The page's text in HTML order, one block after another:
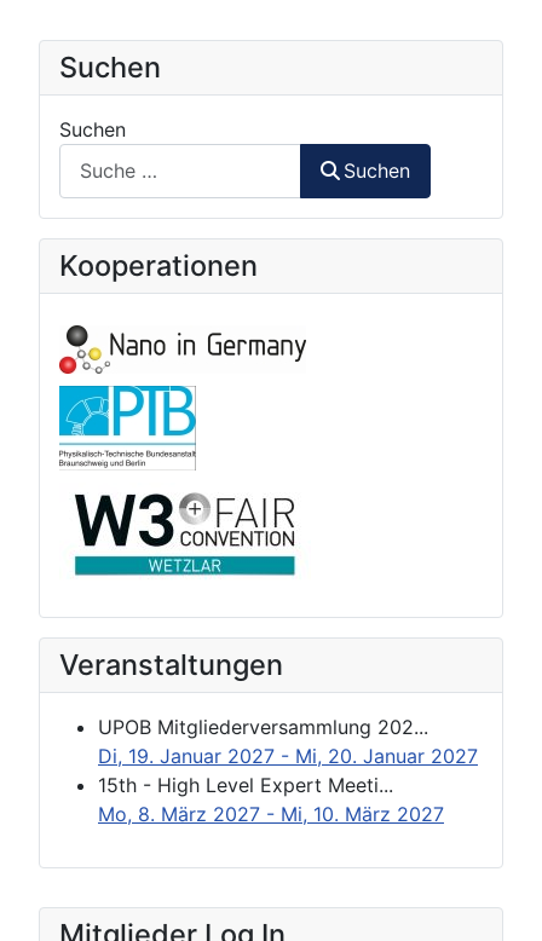
Suchen
Suchen
Suchen
Kooperationen
Veranstaltungen
UPOB Mitgliederversammlung 202...
Di, 19. Januar 2027 - Mi, 20. Januar 2027
15th - High Level Expert Meeti...
Mo, 8. März 2027 - Mi, 10. März 2027